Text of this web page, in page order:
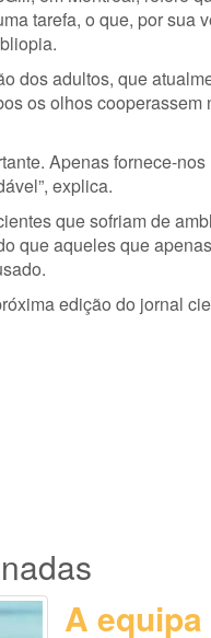
tarefa, o que, por sua
dos adultos, que
os olhos cooperassem
Apenas fornece-
explica.
que sofriam de
que aqueles que
edição do jornal
A